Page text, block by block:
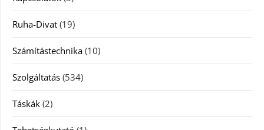
Ruha-Divat (19)
Számítástechnika (10)
Szolgáltatás (534)
Táskák (2)